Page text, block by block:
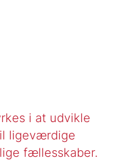
i at udvikle
ligeværdige
fællesskaber.